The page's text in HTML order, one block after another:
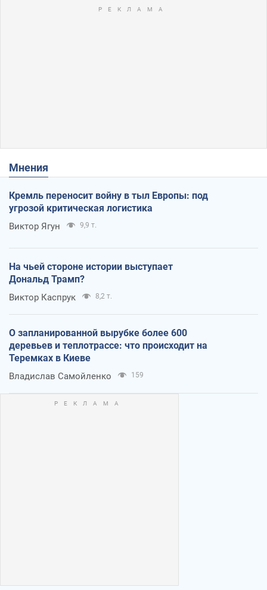
Мнения
Кремль переносит войну в тыл Европы: под
угрозой критическая логистика
Виктор Ягун 9,9 т.
На чьей стороне истории выступает
Дональд Трамп?
Виктор Каспрук 8,2 т.
О запланированной вырубке более 600
деревьев и теплотрассе: что происходит на
Теремках в Киеве
Владислав Самойленко 159